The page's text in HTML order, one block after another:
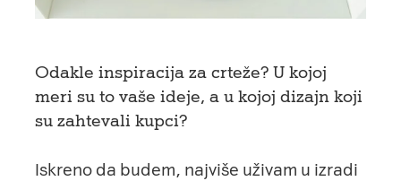
Odakle inspiracija za crteže? U kojoj
meri su to vaše ideje, a u kojoj dizajn koji
su zahtevali kupci?
Iskreno da budem, najviše uživam u izradi